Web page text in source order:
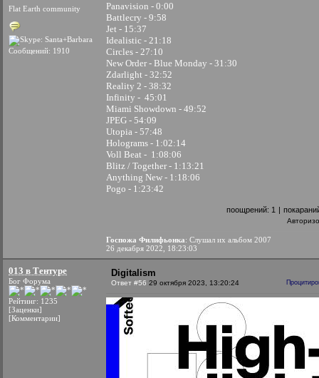
Flat Earth community
Сообщений: 1910
Panavision - 0:00
Battlecry - 9:58
Jet - 15:37
Idealistic - 21:18
Circles - 27:10
New Order - Blue Monday - 31:30
Zdarlight - 32:52
Reality 2 - 38:32
Infinity - 45:01
Miami Showdown - 49:52
JPEG - 54:09
Utopia - 57:48
Holograms - 1:02:14
Voll Beat - 1:08:06
Blitz / Together - 1:13:21
Anything New - 1:18:06
Pogo - 1:23:42
поощрений: 1 |
Госпожа Филифьонка: Слушал их альбом 2007
26 декабря 2022, 18:23:03
013 в Тентуре
Бог Форума
Рейтинг: 1235
[Заценки]
[Комментарии]
Digitalism
Ответ #56 29 октября 2023, 13:20:24